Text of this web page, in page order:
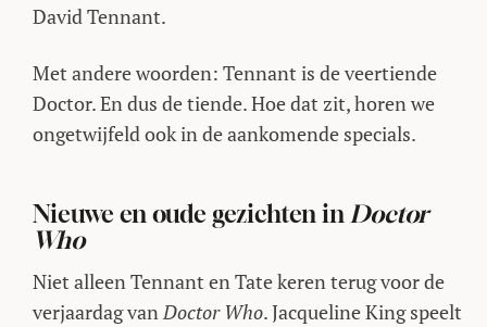
David Tennant.
Met andere woorden: Tennant is de veertiende
Doctor. En dus de tiende. Hoe dat zit, horen we
ongetwijfeld ook in de aankomende specials.
Nieuwe en oude gezichten in Doctor
Who
Niet alleen Tennant en Tate keren terug voor de
verjaardag vanDoctor Who. Jacqueline King speelt